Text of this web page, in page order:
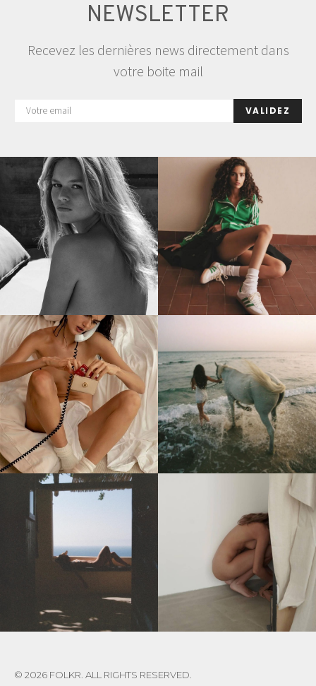
NEWSLETTER
Recevez les dernières news directement dans
votre boite mail
VALIDEZ
© 2026 FOLKR. ALL RIGHTS RESERVED.